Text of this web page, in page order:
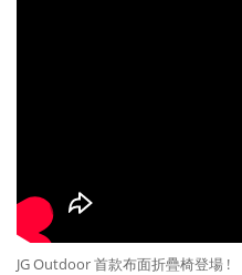
JG Outdoor 首款布面折疊椅登場 !